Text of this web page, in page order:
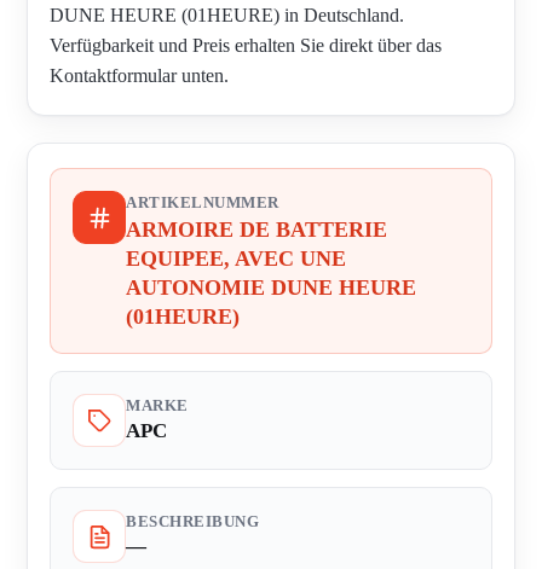
DUNE HEURE (01HEURE) in Deutschland.
Verfügbarkeit und Preis erhalten Sie direkt über das
Kontaktformular unten.
ARTIKELNUMMER
ARMOIRE DE BATTERIE
EQUIPEE, AVEC UNE
AUTONOMIE DUNE HEURE
(01HEURE)
MARKE
APC
BESCHREIBUNG
—